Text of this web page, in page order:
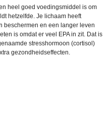
heel goed voedingsmiddel is om
hetzelfde. Je lichaam heeft
beschermen en een langer leven
is omdat er veel EPA in zit. Dat is
stresshormoon (cortisol)
gezondheidseffecten.